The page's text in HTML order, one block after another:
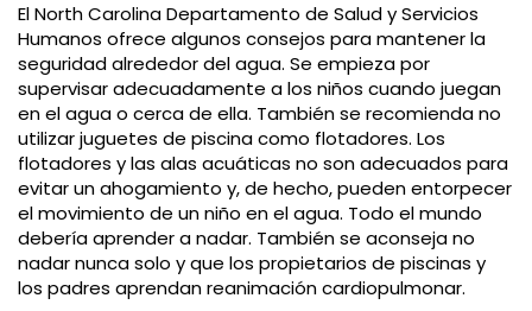
El North Carolina Departamento de Salud y Servicios
Humanos ofrece algunos consejos para mantener la
seguridad alrededor del agua. Se empieza por
supervisar adecuadamente a los niños cuando juegan
en el agua o cerca de ella. También se recomienda no
utilizar juguetes de piscina como flotadores. Los
flotadores y las alas acuáticas no son adecuados para
evitar un ahogamiento y, de hecho, pueden entorpecer
el movimiento de un niño en el agua. Todo el mundo
debería aprender a nadar. También se aconseja no
nadar nunca solo y que los propietarios de piscinas y
los padres aprendan reanimación cardiopulmonar.